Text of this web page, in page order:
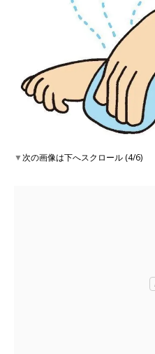
▼次の画像は下へスクロール (4/6)